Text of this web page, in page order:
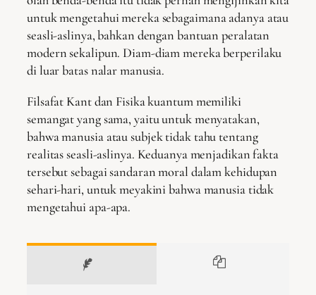
untuk mengetahui mereka sebagaimana adanya atau
seasli-aslinya, bahkan dengan bantuan peralatan
modern sekalipun. Diam-diam mereka berperilaku
di luar batas nalar manusia.
Filsafat Kant dan Fisika kuantum memiliki
semangat yang sama, yaitu untuk menyatakan,
bahwa manusia atau subjek tidak tahu tentang
realitas seasli-aslinya. Keduanya menjadikan fakta
tersebut sebagai sandaran moral dalam kehidupan
sehari-hari, untuk meyakini bahwa manusia tidak
mengetahui apa-apa.